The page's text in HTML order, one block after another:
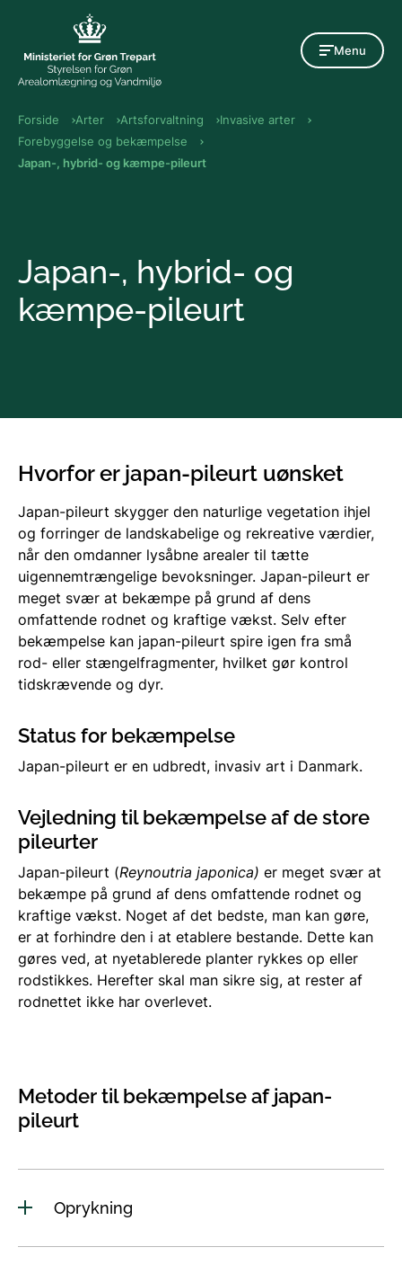
Menu
Forside Arter Artsforvaltning
Invasive arter
Forebyggelse og bekæmpelse
Japan-, hybrid- og kæmpe-pileurt
Japan-, hybrid- og
kæmpe-pileurt
Hvorfor er japan-pileurt uønsket
Japan-pileurt skygger den naturlige vegetation ihjel
og forringer de landskabelige og rekreative værdier,
når den omdanner lysåbne arealer til tætte
uigennemtrængelige bevoksninger. Japan-pileurt er
meget svær at bekæmpe på grund af dens
omfattende rodnet og kraftige vækst. Selv efter
bekæmpelse kan japan-pileurt spire igen fra små
rod- eller stængelfragmenter, hvilket gør kontrol
tidskrævende og dyr.
Status for bekæmpelse
Japan-pileurt er en udbredt, invasiv art i Danmark.
Vejledning til bekæmpelse af de store
pileurter
Japan-pileurt (Reynoutria japonica) er meget svær at
bekæmpe på grund af dens omfattende rodnet og
kraftige vækst. Noget af det bedste, man kan gøre,
er at forhindre den i at etablere bestande. Dette kan
gøres ved, at nyetablerede planter rykkes op eller
rodstikkes. Herefter skal man sikre sig, at rester af
rodnettet ikke har overlevet.
Metoder til bekæmpelse af japan-
pileurt
Oprykning